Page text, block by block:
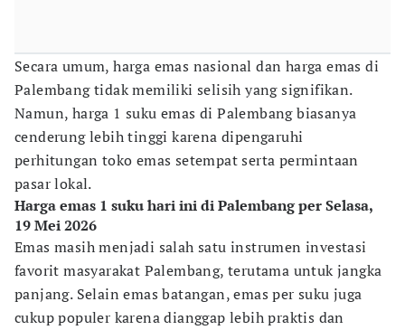
Secara umum, harga emas nasional dan harga emas di
Palembang tidak memiliki selisih yang signifikan.
Namun, harga 1 suku emas di Palembang biasanya
cenderung lebih tinggi karena dipengaruhi
perhitungan toko emas setempat serta permintaan
pasar lokal.
Harga emas 1 suku hari ini di Palembang per Selasa,
19 Mei 2026
Emas masih menjadi salah satu instrumen investasi
favorit masyarakat Palembang, terutama untuk jangka
panjang. Selain emas batangan, emas per suku juga
cukup populer karena dianggap lebih praktis dan